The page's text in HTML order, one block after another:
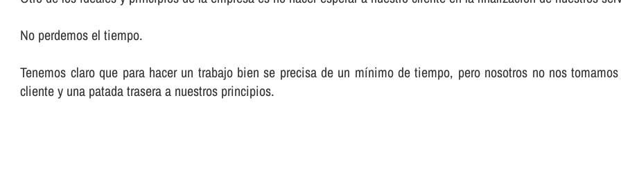
No perdemos el tiempo.
Tenemos claro que para hacer un trabajo bien se precisa de un mí­nimo de tiempo, pero nosotros no nos
cliente y una patada trasera a nuestros principios.